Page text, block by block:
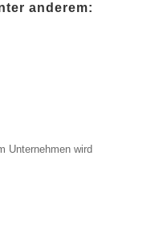
anderem:
Unternehmen wird